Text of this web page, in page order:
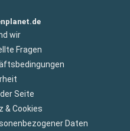
wir
Fragen
Seite
& Cookies
Daten